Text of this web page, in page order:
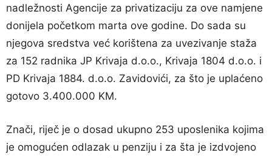
nadležnosti Agencije za privatizaciju za ove namjene
donijela početkom marta ove godine. Do sada su
njegova sredstva već korištena za uvezivanje staža
za 152 radnika JP Krivaja d.o.o., Krivaja 1804 d.o.o. i
PD Krivaja 1884. d.o.o. Zavidovići, za što je uplaćeno
gotovo 3.400.000 KM.
Znači, riječ je o dosad ukupno 253 uposlenika kojima
je omogućen odlazak u penziju i za šta je izdvojeno